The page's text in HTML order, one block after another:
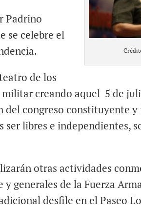
Padrino
se celebre el
de los
creando aquel 5 de
del congreso constituyente
libres e independientes,
otras actividades
y generales de la Fuerza
desfile en el Paseo